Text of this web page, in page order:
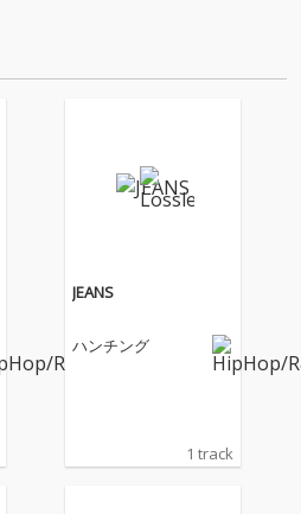
JEANS
ハンチング
1 track